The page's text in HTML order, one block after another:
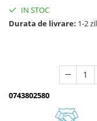
Drujbe cu acumulator
Consumabile drujbe,
Unelte electrice
Mori cereale si
Batoze - mori desfacat
Granulatoare
IN STOC
Durata de livrare: 1-2
0743802580